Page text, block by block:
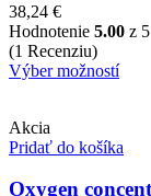
38,24 €
Hodnotenie 5.00 z 5
(1 Recenziu)
Výber možností
Akcia
Pridať do košíka
Oxygen